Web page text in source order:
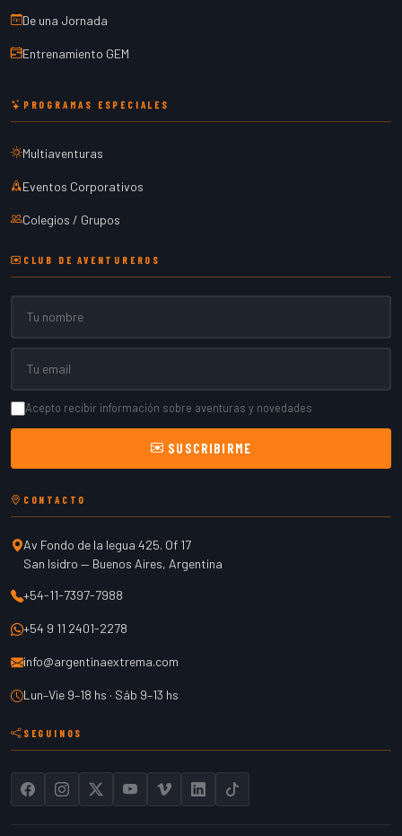
De una Jornada
Entrenamiento GEM
PROGRAMAS ESPECIALES
Multiaventuras
Eventos Corporativos
Colegios / Grupos
CLUB DE AVENTUREROS
Acepto recibir información sobre aventuras y novedades
SUSCRIBIRME
CONTACTO
Av Fondo de la legua 425. Of 17
San Isidro — Buenos Aires, Argentina
+54-11-7397-7988
+54 9 11 2401-2278
info@argentinaextrema.com
Lun–Vie 9–18 hs · Sáb 9–13 hs
SEGUINOS